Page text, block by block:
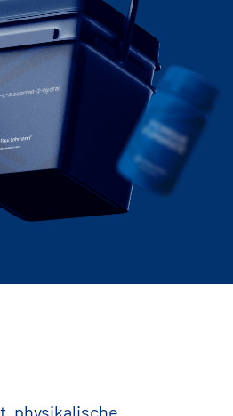
Ascorbat-2-hydrat
physikalische